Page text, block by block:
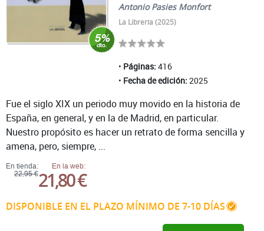
Antonio Pasies Monfort
La Librería (2025)
Páginas: 416
Fecha de edición: 2025
En tienda:
22,95 €
En la web:
21,80 €
DISPONIBLE EN EL PLAZO MÍNIMO DE 7-10 DÍAS
Fue el siglo XIX un periodo muy movido en la historia de
España, en general, y en la de Madrid, en particular.
Nuestro propósito es hacer un retrato de forma sencilla y
amena, pero, siempre, ...